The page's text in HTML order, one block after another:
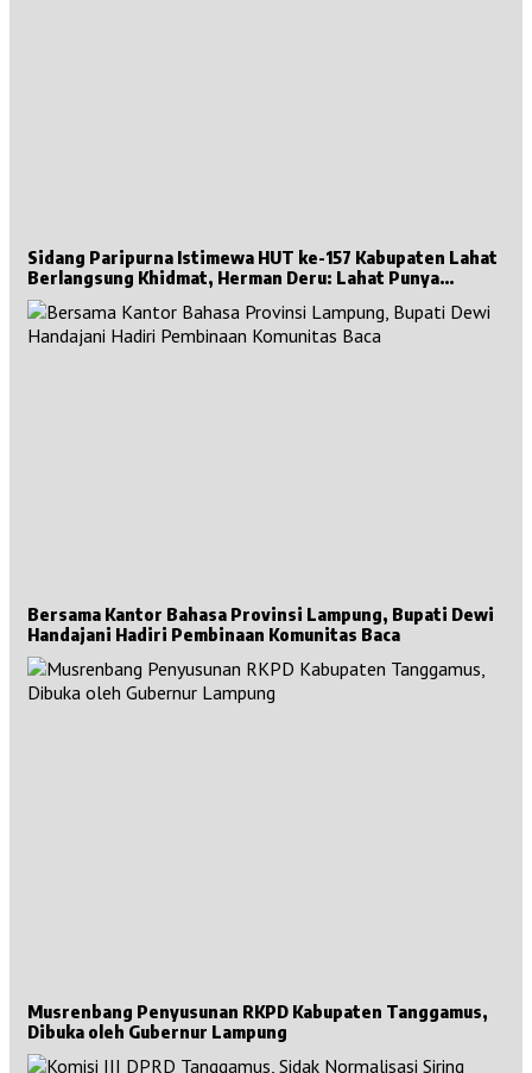
Sidang Paripurna Istimewa HUT ke-157 Kabupaten Lahat
Berlangsung Khidmat, Herman Deru: Lahat Punya
Sejarah Besar untuk Sumsel
Bersama Kantor Bahasa Provinsi Lampung, Bupati Dewi
Handajani Hadiri Pembinaan Komunitas Baca
Musrenbang Penyusunan RKPD Kabupaten Tanggamus,
Dibuka oleh Gubernur Lampung